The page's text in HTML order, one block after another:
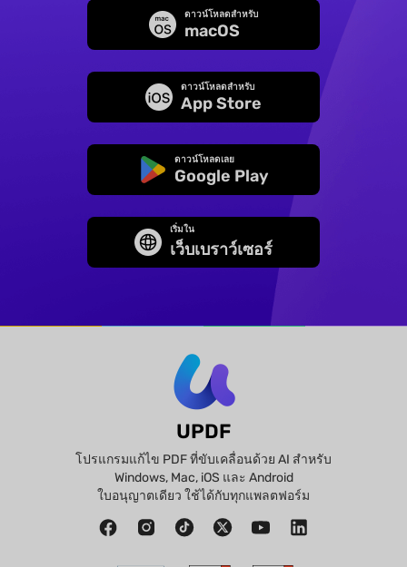
ดาวน์โหลดสำหรับ
macOS
ดาวน์โหลดสำหรับ
App Store
ดาวน์โหลดเลย
Google Play
เริ่มใน
เว็บเบราว์เซอร์
UPDF
โปรแกรมแก้ไข PDF ที่ขับเคลื่อนด้วย AI สำหรับ
Windows, Mac, iOS และ Android
ใบอนุญาตเดียว ใช้ได้กับทุกแพลตฟอร์ม